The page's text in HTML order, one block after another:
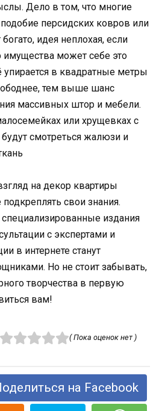
Дело в том, что многие
персидских ковров или
идея неплохая, если
может себе это
упирается в квадратные метры
тем выше шанс
массивных штор и мебели.
или хрущевках с
смотреться жалюзи и
на декор квартиры
свои знания.
издания
с экспертами и
в интернете станут
Но не стоит забывать,
творчества в первую
вам!
( Пока оценок нет )
на Facebook